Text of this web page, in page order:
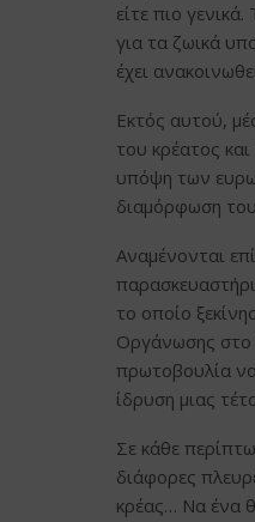
είτε πιο
για τα ζωικά
έχει
Εκτός αυτού,
του κρέατος
υπόψη των
διαμόρφωση του
Αναμένονται
το οποίο
Οργάνωσης στο
πρωτοβουλία
ίδρυση μιας
Σε κάθε
διάφορες
κρέας… Να ένα